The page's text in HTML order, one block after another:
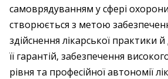
самоврядуванням у сфері
створюється з метою
здійснення лікарської практики
її гарантій, забезпечення
рівня та професійної автономії